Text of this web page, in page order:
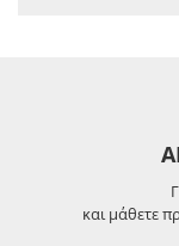
και μάθετε